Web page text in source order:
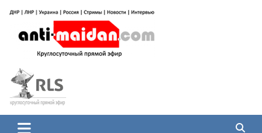
содержимому
Антимайдан: Гражданская война
на Украине
гражданской войне на Украине, включая события в Новороссии, ДНР,
ЛНР и других регионах.